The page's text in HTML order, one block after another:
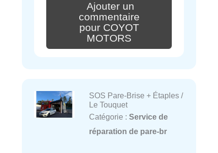
Ajouter un
commentaire
pour COYOT
MOTORS
SOS Pare-Brise + Étaples /
Le Touquet
Catégorie : Service de
réparation de pare-br